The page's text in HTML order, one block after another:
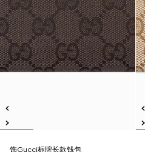
饰Gucci标牌长款钱包